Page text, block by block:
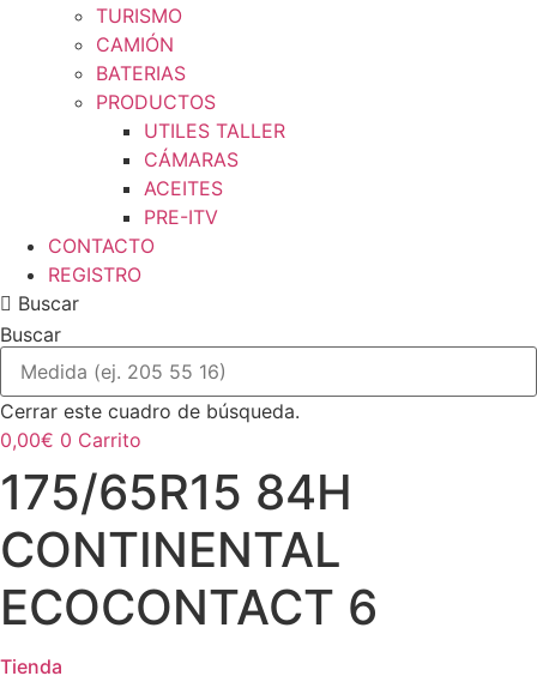
TURISMO
CAMIÓN
BATERIAS
PRODUCTOS
UTILES TALLER
CÁMARAS
ACEITES
PRE-ITV
CONTACTO
REGISTRO
Buscar
Buscar
Cerrar este cuadro de búsqueda.
0,00€ 0 Carrito
175/65R15 84H
CONTINENTAL
ECOCONTACT 6
Tienda